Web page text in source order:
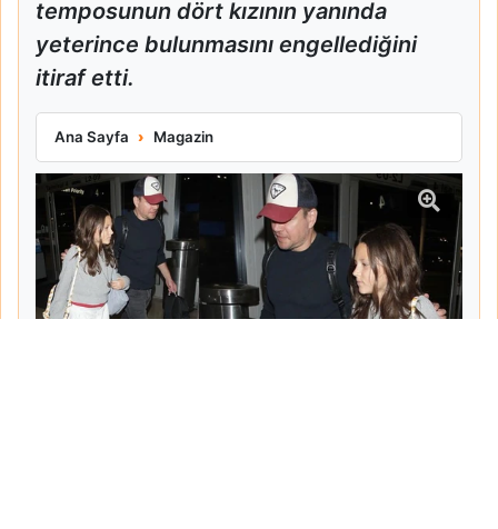
temposunun dört kızının yanında
yeterince bulunmasını engellediğini
itiraf etti.
Ana Sayfa Magazin
Matt Damon Babalık Pişmanlığını İtiraf Etti